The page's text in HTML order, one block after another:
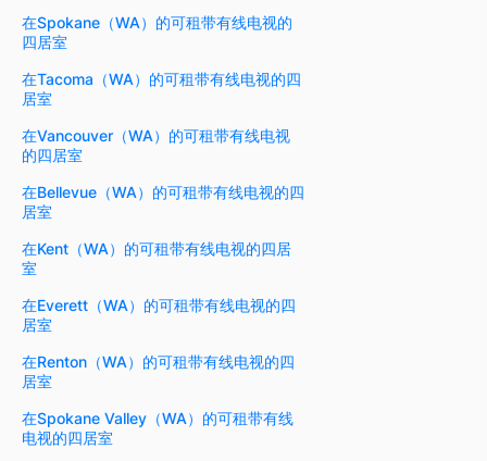
在Spokane（WA）的可租带有线电视的
四居室
在Tacoma（WA）的可租带有线电视的四
居室
在Vancouver（WA）的可租带有线电视
的四居室
在Bellevue（WA）的可租带有线电视的四
居室
在Kent（WA）的可租带有线电视的四居
室
在Everett（WA）的可租带有线电视的四
居室
在Renton（WA）的可租带有线电视的四
居室
在Spokane Valley（WA）的可租带有线
电视的四居室